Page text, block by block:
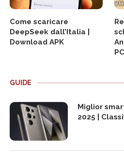
Come scaricare
DeepSeek dall’Italia |
Download APK
GUIDE
Miglior
2025 |